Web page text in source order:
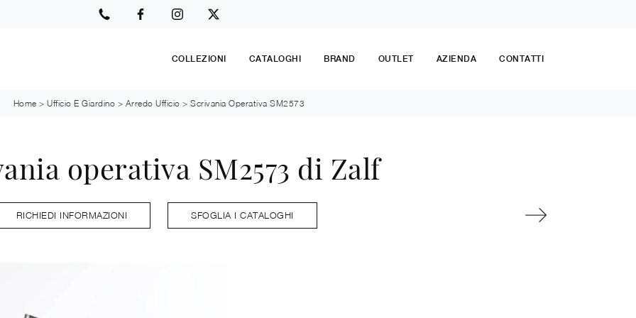
COLLEZIONI CATALOGHI BRAND OUTLET AZIENDA CONTATTI
Home >Ufficio E Giardino > Arredo Ufficio >Scrivania Operativa SM2573
operativa SM2573 di Zalf
RICHIEDI INFORMAZIONI SFOGLIA I CATALOGHI